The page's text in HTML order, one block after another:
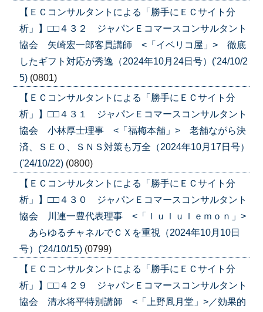
【ＥＣコンサルタントによる「勝手にＥＣサイト分
析」】□□４３２ ジャパンＥコマースコンサルタント
協会 矢崎宏一郎客員講師 <「イベリコ屋」> 徹底
したギフト対応が秀逸（2024年10月24日号）('24/10/2
5) (0801)
【ＥＣコンサルタントによる「勝手にＥＣサイト分
析」】□□４３１ ジャパンＥコマースコンサルタント
協会 小林厚士理事 <「福梅本舗」> 老舗ながら決
済、ＳＥＯ、ＳＮＳ対策も万全（2024年10月17日号）
('24/10/22) (0800)
【ＥＣコンサルタントによる「勝手にＥＣサイト分
析」】□□４３０ ジャパンＥコマースコンサルタント
協会 川連一豊代表理事 <「ｌｕｌｕｌｅｍｏｎ」>
あらゆるチャネルでＣＸを重視（2024年10月10日
号）('24/10/15) (0799)
【ＥＣコンサルタントによる「勝手にＥＣサイト分
析」】□□４２９ ジャパンＥコマースコンサルタント
協会 清水将平特別講師 <「上野凮月堂」>／効果的